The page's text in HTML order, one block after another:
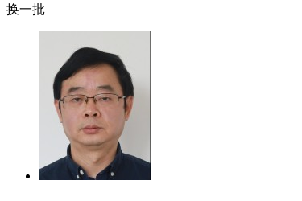
换一批